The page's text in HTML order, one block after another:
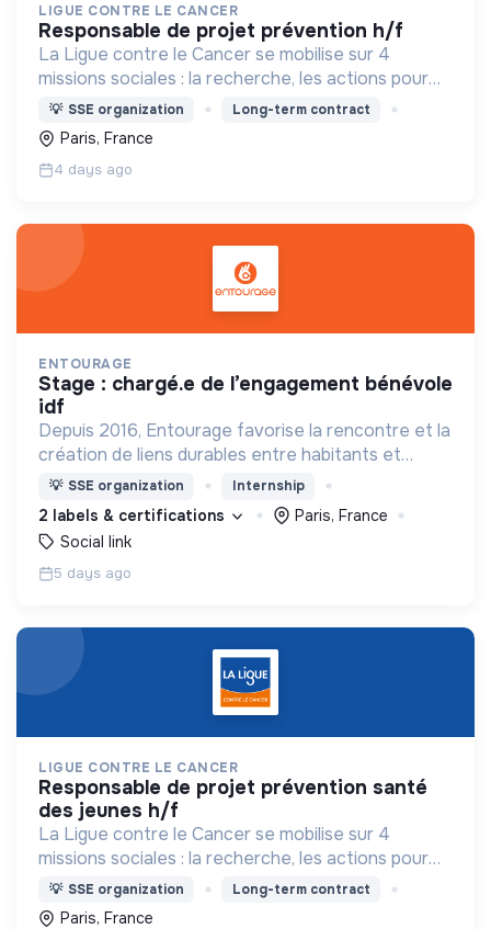
LIGUE CONTRE LE CANCER
responsable de projet prévention h/f
La Ligue contre le Cancer se mobilise sur 4
missions sociales : la recherche, les actions pour
les personnes malades, la prévention & promotion
du dépistage et l'étude & observatoire.
💡 SSE organization Long-term contract
Paris, France
4 days ago
ENTOURAGE
stage : chargé.e de l’engagement bénévole
idf
Depuis 2016, Entourage favorise la rencontre et la
création de liens durables entre habitants et
personnes en précarité.
💡 SSE organization Internship
2 labels & certifications
Paris, France
Social link
5 days ago
LIGUE CONTRE LE CANCER
responsable de projet prévention santé
des jeunes h/f
La Ligue contre le Cancer se mobilise sur 4
missions sociales : la recherche, les actions pour
les personnes malades, la prévention & promotion
du dépistage et l'étude & observatoire.
💡 SSE organization Long-term contract
Paris, France